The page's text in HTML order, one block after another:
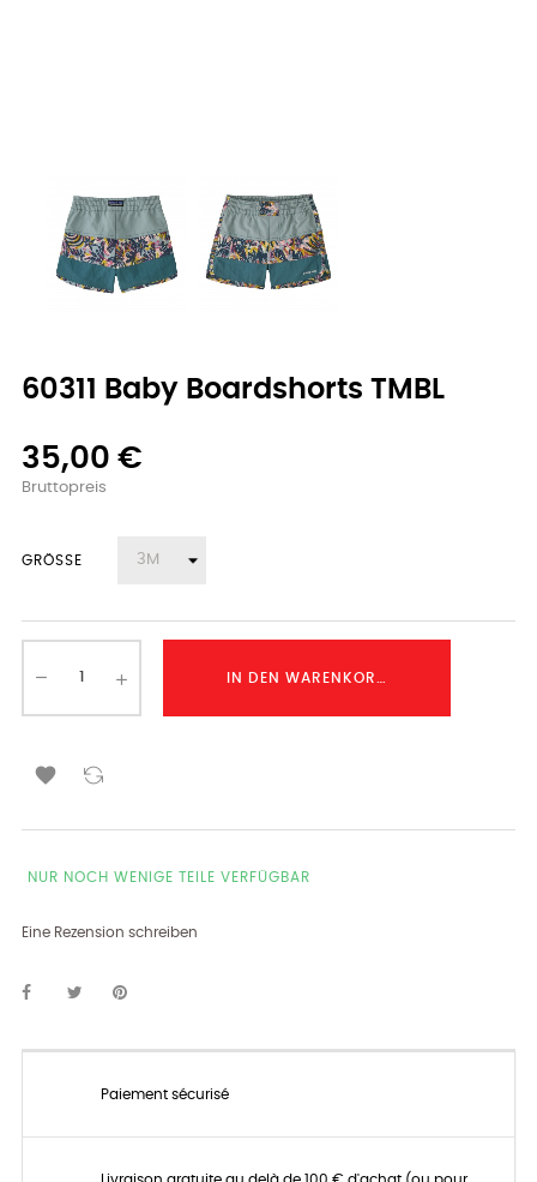
60311 Baby Boardshorts TMBL
35,00 €
Bruttopreis
GRÖSSE
IN DEN WARENKORB LEGEN

NUR NOCH WENIGE TEILE VERFÜGBAR
Eine Rezension schreiben
Paiement sécurisé
Livraison gratuite au delà de 100 € d'achat (ou pour